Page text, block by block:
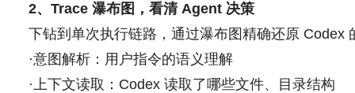
2、Trace 瀑布图，看清 Agent 决策
下钻到单次执行链路，通过瀑布图精确还原 Codex
·意图解析：用户指令的语义理解
·上下文读取：Codex 读取了哪些文件、目录结构